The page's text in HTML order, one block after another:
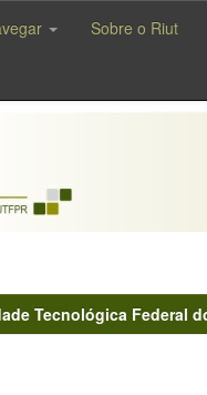
Sobre o Riut
Tecnológica Federal